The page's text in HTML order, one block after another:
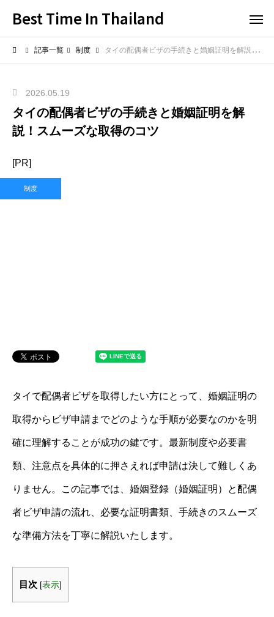
Best Time In Thailand
記事一覧 制度 タイの配偶者ビザの手続きと婚姻証明を解説！スムーズな取得のコツ
2026.05.19
タイの配偶者ビザの手続きと婚姻証明を解
説！スムーズな取得のコツ
[PR]
制度
タイで配偶者ビザを取得したい方にとって、婚姻証明の
取得からビザ申請までどのような手順が必要なのかを明
確に理解することが成功の鍵です。最新制度や必要書
類、注意点を具体的に押さえれば申請は決して難しくあ
りません。この記事では、婚姻登録（婚姻証明）と配偶
者ビザ申請の流れ、必要な証明書類、手続きのスムーズ
な準備方法を丁寧に解説いたします。
目次 [表示]